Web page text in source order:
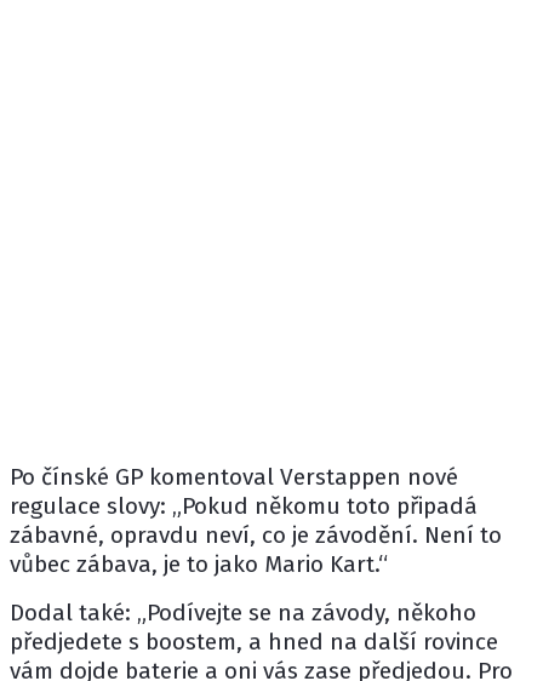
Po čínské GP komentoval Verstappen nové
regulace slovy: „Pokud někomu toto připadá
zábavné, opravdu neví, co je závodění. Není to
vůbec zábava, je to jako Mario Kart.“
Dodal také: „Podívejte se na závody, někoho
předjedete s boostem, a hned na další rovince
vám dojde baterie a oni vás zase předjedou. Pro